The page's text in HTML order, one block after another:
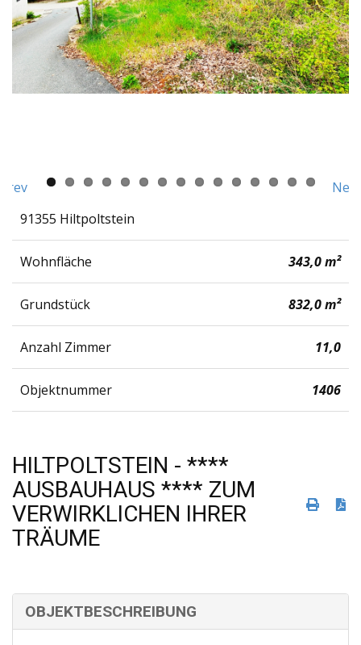
Prev
Next
91355 Hiltpoltstein
Wohnfläche 343,0 m²
Grundstück 832,0 m²
Anzahl Zimmer 11,0
Objektnummer 1406
HILTPOLTSTEIN - ****
AUSBAUHAUS **** ZUM
VERWIRKLICHEN IHRER
TRÄUME
OBJEKTBESCHREIBUNG